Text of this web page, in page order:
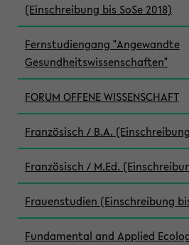
(Einschreibung bis SoSe 2018)
Fernstudiengang "Angewandte
Gesundheitswissenschaften"
FORUM OFFENE WISSENSCHAFT
Französisch / B.A.
Französisch / M.Ed.
Frauenstudien (Einschreibung
Fundamental and Applied